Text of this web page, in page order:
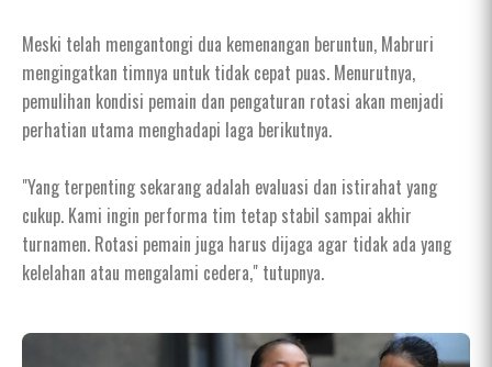
Meski telah mengantongi dua kemenangan beruntun, Mabruri
mengingatkan timnya untuk tidak cepat puas. Menurutnya,
pemulihan kondisi pemain dan pengaturan rotasi akan menjadi
perhatian utama menghadapi laga berikutnya.
"Yang terpenting sekarang adalah evaluasi dan istirahat yang
cukup. Kami ingin performa tim tetap stabil sampai akhir
turnamen. Rotasi pemain juga harus dijaga agar tidak ada yang
kelelahan atau mengalami cedera," tutupnya.